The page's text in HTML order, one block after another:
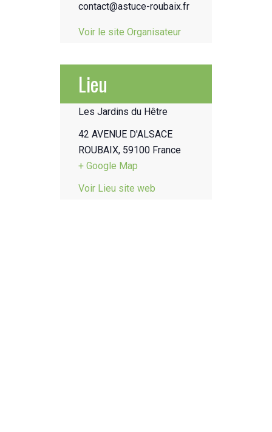
contact@astuce-roubaix.fr
Voir le site Organisateur
Lieu
Les Jardins du Hêtre
42 AVENUE D'ALSACE
ROUBAIX, 59100 France
+ Google Map
Voir Lieu site web